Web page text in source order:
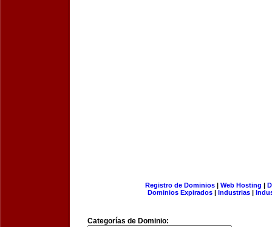
Registro de Dominios| Web Hosting |
Dominios Expirados | Industrias |
Categorías de Dominio: